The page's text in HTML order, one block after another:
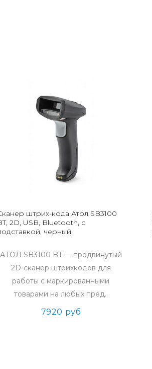
штрих-кода Атол SB3100
2D, USB, Bluetooth, c
черный
АТОЛ SB3100 BT — продвинутый
2D-сканер штрихкодов для
работы с маркированными
товарами на любых пред..
7920 руб